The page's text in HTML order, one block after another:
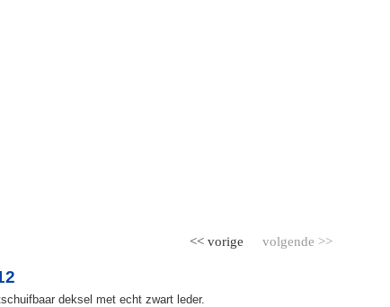
volgende >>
<< vorige
deksel met echt zwart leder.